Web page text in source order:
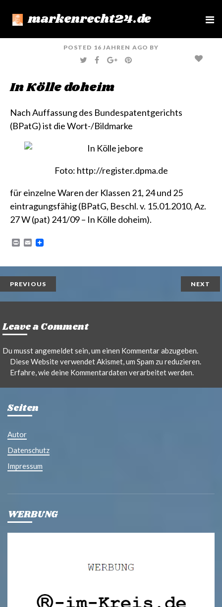
markenrecht24.de
e
POSTED 16 JAHREN AGO BY
T
W
T
E
F
A
O
G
O
E
P
I
In Kölle doheim
Nach Auffassung des Bundespatentgerichts
(BPatG) ist die Wort-/Bildmarke
Foto: http://register.dpma.de
für einzelne Waren der Klassen 21, 24 und 25
eintragungsfähig(BPatG, Beschl. v. 15.01.2010, Az.
27 W (pat) 241/09 – In Kölle doheim).
P
n
t
E
i
l
PREVIOUS NEXT
Leave a Comment
Du musstangemeldetsein, um einen Kommentar abzugeben.
Diese Website verwendet Akismet, um Spam zu reduzieren.
Erfahre, wie deine Kommentardaten verarbeitet werden.
Seiten
Autor
Datenschutz
Impressum
WERBUNG